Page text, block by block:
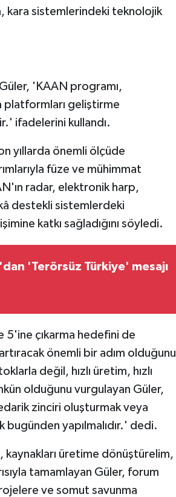
kara sistemlerindeki teknolojik
'KAAN programı,
platformları geliştirme
ifadelerini kullandı.
yıllarda önemli ölçüde
füze ve mühimmat
radar, elektronik harp,
destekli sistemlerdeki
katkı sağladığını söyledi.
'Terörsüz Türkiye' mesajı
5'ine çıkarma hedefini de
önemli bir adım olduğunu
değil, hızlı üretim, hızlı
olduğunu vurgulayan Güler,
zinciri oluşturmak veya
yapılmalıdır.' dedi.
kaynakları üretime dönüştürelim,
tamamlayan Güler, forum
ve somut savunma